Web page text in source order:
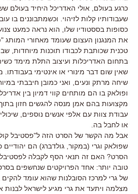
כרגע בעולם, אולי האדריכל היחיד בעולם
שעבודותיו קלות לזיהוי. וכשמתבוננים בו
כסופות בססטודיו שלו, הוא נראה כמעט
את המנגנון העצום שעומד מאחורי המותג
טכנית שכותבת לכבודו תוכנות מיוחדות,
בתחום האדריכלות ועיצוב התלת מימד
שאין שום דבר מינורי או אינטימי
שיחה מרתק ונעים, ואני כמובן חיבבתי
ופולאק בו הם מותחים קווי דמיון בין
מקצועות בהם אמן מנסה להגשים חזון
עבודת צוות עם אלפי אנשים נוספים,
או לחבל בה.
אבל מה הקשר של הסרט הזה ל"פסטיבל
שפולאק וגרי (במקור, גולדברג) הם
הסרט? האם זה תנאי הסף לקבלה
טובה יותר: אחד הפרויקטים שנחשפים
של גרי למרכז הסובלנות שהוא עומד להקים
מצלמה ויתעד את גרי מגיע לישראל לבנות